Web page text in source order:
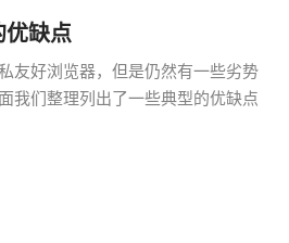
缺点
友好浏览器，但是仍然有一些劣势
我们整理列出了一些典型的优缺点